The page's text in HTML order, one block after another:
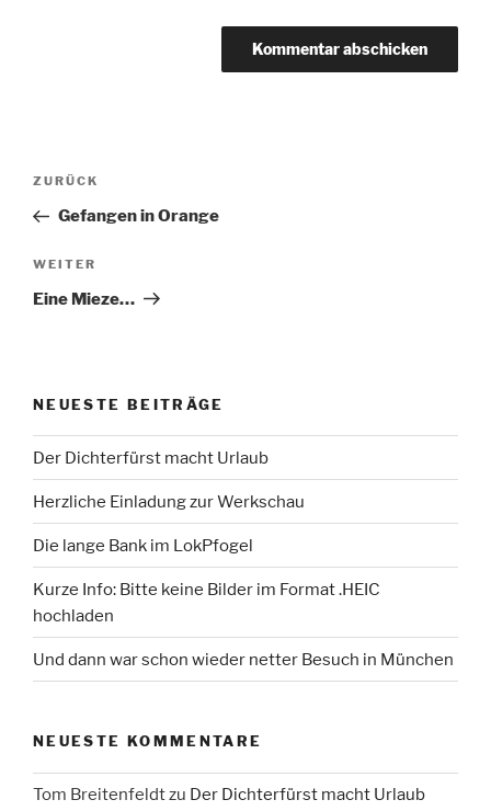
Beitragsnavigation
Vorheriger
Beitrag
ZURÜCK
Gefangen in Orange
Nächster
Beitrag
WEITER
Eine Mieze…
NEUESTE BEITRÄGE
Der Dichterfürst macht Urlaub
Herzliche Einladung zur Werkschau
Die lange Bank im LokPfogel
Kurze Info: Bitte keine Bilder im Format .HEIC
hochladen
Und dann war schon wieder netter Besuch in München
NEUESTE KOMMENTARE
Tom Breitenfeldtzu Der Dichterfürst macht Urlaub